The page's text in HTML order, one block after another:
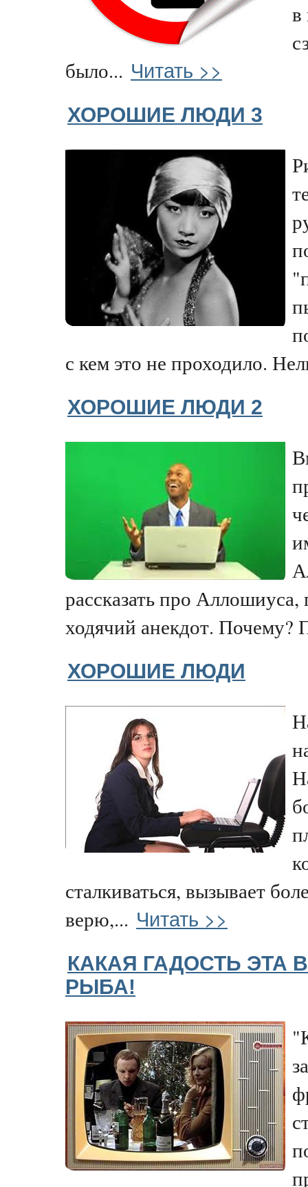
в
было... Читать >>
ХОРОШИЕ ЛЮДИ 3
с кем это не проходило.
ХОРОШИЕ ЛЮДИ 2
рассказать про
ходячий анекдот. Почему?
ХОРОШИЕ ЛЮДИ
сталкиваться, вызывает
верю,... Читать >>
КАКАЯ ГАДОСТЬ ЭТА
РЫБА!